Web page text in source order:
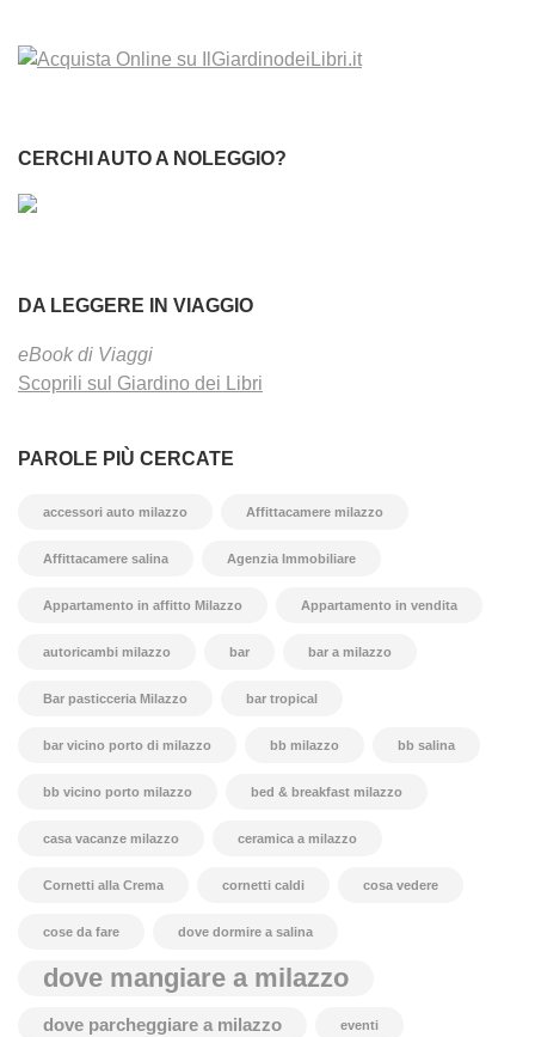
CERCHI AUTO A NOLEGGIO?
DA LEGGERE IN VIAGGIO
eBook di Viaggi
Scoprili sul Giardino dei Libri
PAROLE PIÙ CERCATE
accessori auto milazzo Affittacamere milazzo
Affittacamere salina Agenzia Immobiliare
Appartamento in affitto Milazzo Appartamento in vendita
autoricambi milazzo bar bar a milazzo
Bar pasticceria Milazzo bar tropical
bar vicino porto di milazzo bb milazzo bb salina
bb vicino porto milazzo bed & breakfast milazzo
casa vacanze milazzo ceramica a milazzo
Cornetti alla Crema cornetti caldi cosa vedere
cose da fare dove dormire a salina
dove mangiare a milazzo
dove parcheggiare a milazzo eventi